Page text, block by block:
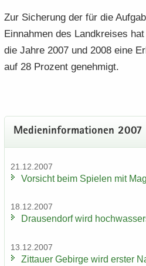
Zur Si­che­rung der für die
Ein­nah­men des Land­krei­ses
die Jahre 2007 und 2008 eine
auf 28 Pro­zent ge­neh­migt.
Me­di­en­in­for­ma­tio­nen 2007
21.12.2007
Vor­sicht beim Spie­len mit
18.12.2007
Drau­sen­dorf wird
13.12.2007
Zit­tau­er Ge­bir­ge wird ers­ter